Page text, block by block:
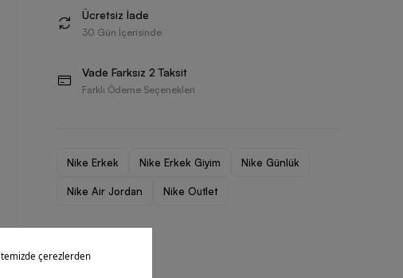
Ücretsiz İade
30 Gün İçerisinde
Vade Farksız 2 Taksit
Farklı Ödeme Seçenekleri
Nike Erkek Nike Erkek Giyim Nike Günlük
Nike Air Jordan Nike Outlet